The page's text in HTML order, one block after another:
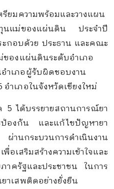
ยมความพร้อมและวางแผน
ทุนแม่ของแผ่นดิน ประจำปี
กอบด้วย ประธาน และคณะ
ของแผ่นดินระดับอำเภอ
ำเภอผู้รับผิดชอบงาน
เภอในจังหวัดเชียงใหม่
ได้บรรยายสถานการณ์ยา
องกัน และแก้ไขปัญหายา
นกระบวนการดำเนินงาน
เสริมสร้างความเข้าใจและ
ภาครัฐและประชาชน ในการ
าเสพติดอย่างยั่งยืน